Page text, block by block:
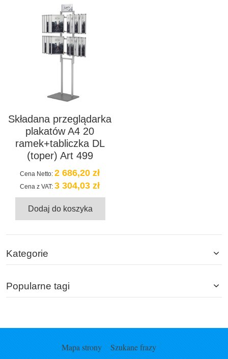
Składana przeglądarka
plakatów A4 20
ramek+tabliczka DL
(toper) Art 499
Cena Netto: 2 686,20 zł
Cena z VAT:3 304,03 zł
Dodaj do koszyka
Kategorie
Popularne tagi
Mapa strony
Szukane frazy